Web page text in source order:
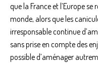
que la France et l’Europe
monde, alors que les
irresponsable continue
sans prise en compte des
possible d’aménager